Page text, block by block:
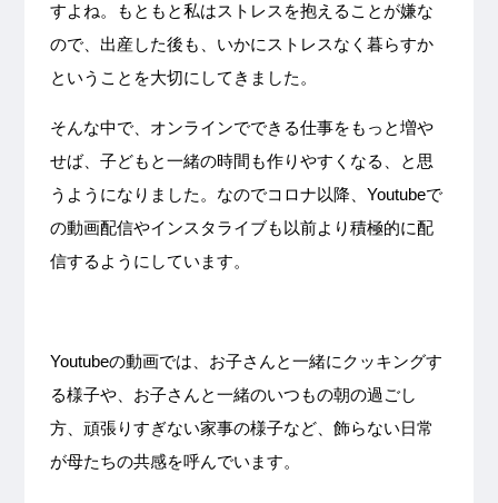
すよね。もともと私はストレスを抱えることが嫌な
ので、出産した後も、いかにストレスなく暮らすか
ということを大切にしてきました。
そんな中で、オンラインでできる仕事をもっと増や
せば、子どもと一緒の時間も作りやすくなる、と思
うようになりました。なのでコロナ以降、Youtubeで
の動画配信やインスタライブも以前より積極的に配
信するようにしています。
Youtubeの動画では、お子さんと一緒にクッキングす
る様子や、お子さんと一緒のいつもの朝の過ごし
方、頑張りすぎない家事の様子など、飾らない日常
が母たちの共感を呼んでいます。